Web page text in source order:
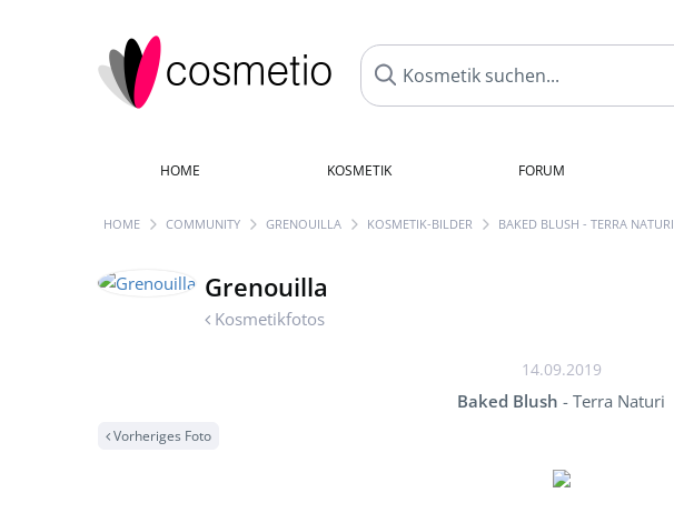
HOME KOSMETIK FORUM
HOME COMMUNITY GRENOUILLA KOSMETIK-BILDER BAKED BLUSH - TERRA NATURI
Grenouilla
Kosmetikfotos
14.09.2019
Baked Blush - Terra Naturi
Vorheriges Foto